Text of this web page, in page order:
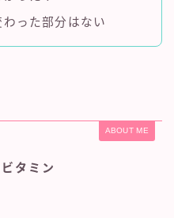
った部分はない
ABOUT ME
タミン